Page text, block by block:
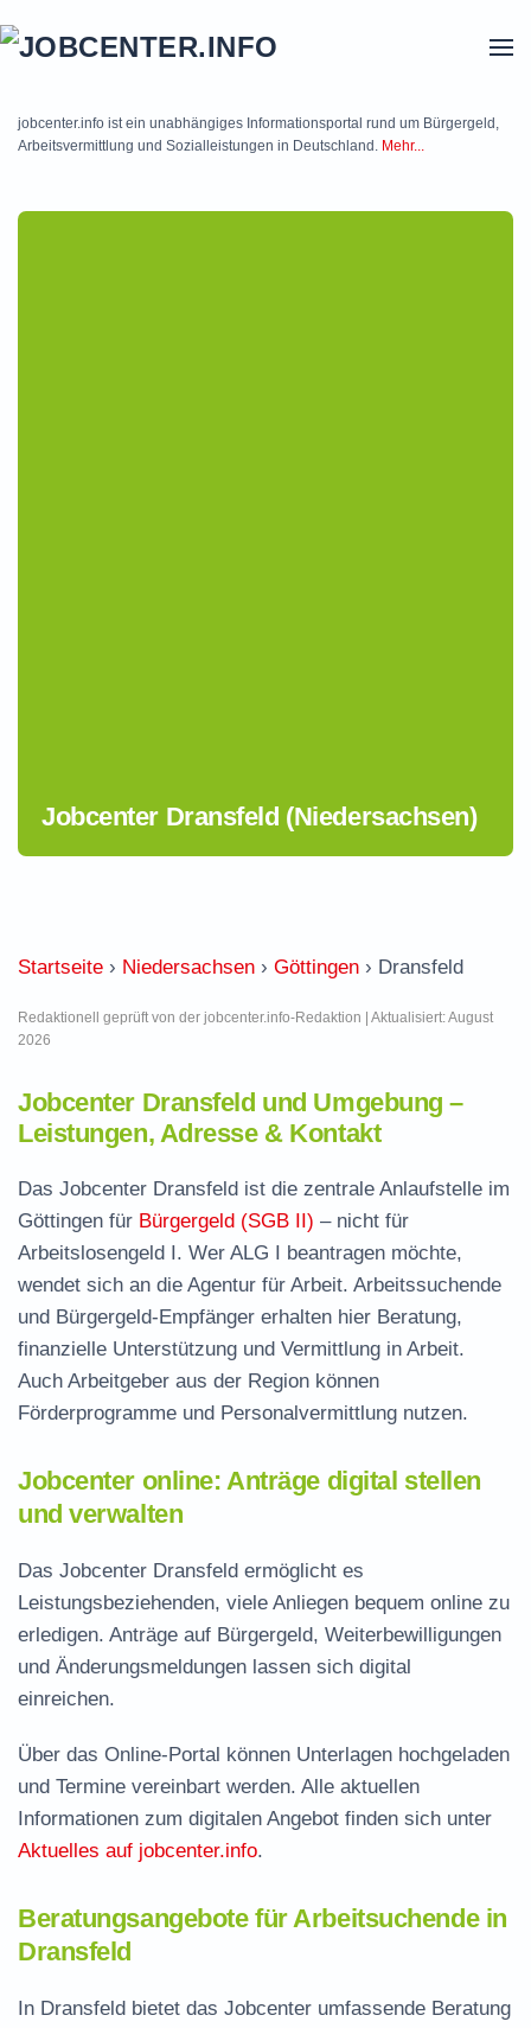
jobcenter.info ist ein unabhängiges Informationsportal rund um Bürgergeld,
Arbeitsvermittlung und Sozialleistungen in Deutschland. Mehr...
Jobcenter Dransfeld (Niedersachsen)
Startseite › Niedersachsen › Göttingen › Dransfeld
Redaktionell geprüft von der jobcenter.info-Redaktion | Aktualisiert: August
2026
Jobcenter Dransfeld und Umgebung –
Leistungen, Adresse & Kontakt
Das Jobcenter Dransfeld ist die zentrale Anlaufstelle im
Göttingen für Bürgergeld (SGB II) – nicht für
Arbeitslosengeld I. Wer ALG I beantragen möchte,
wendet sich an die Agentur für Arbeit. Arbeitssuchende
und Bürgergeld-Empfänger erhalten hier Beratung,
finanzielle Unterstützung und Vermittlung in Arbeit.
Auch Arbeitgeber aus der Region können
Förderprogramme und Personalvermittlung nutzen.
Jobcenter online: Anträge digital stellen
und verwalten
Das Jobcenter Dransfeld ermöglicht es
Leistungsbeziehenden, viele Anliegen bequem online zu
erledigen. Anträge auf Bürgergeld, Weiterbewilligungen
und Änderungsmeldungen lassen sich digital
einreichen.
Über das Online-Portal können Unterlagen hochgeladen
und Termine vereinbart werden. Alle aktuellen
Informationen zum digitalen Angebot finden sich unter
Aktuelles auf jobcenter.info.
Beratungsangebote für Arbeitsuchende in
Dransfeld
In Dransfeld bietet das Jobcenter umfassende Beratung